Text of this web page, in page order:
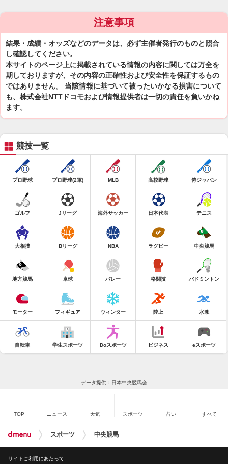
注意事項
結果・成績・オッズなどのデータは、必ず主催者発行のものと照合
し確認してください。
本サイトのページ上に掲載されている情報の内容に関しては万全を
期しておりますが、その内容の正確性および安全性を保証するもの
ではありません。 当該情報に基づいて被ったいかなる損害について
も、株式会社NTTドコモおよび情報提供者は一切の責任を負いかね
ます。
競技一覧
プロ野球 プロ野球(2軍) MLB 高校野球 侍ジャパン
ゴルフ Jリーグ 海外サッカー 日本代表 テニス
大相撲 Bリーグ NBA ラグビー 中央競馬
地方競馬 卓球 バレー 格闘技 バドミントン
モーター フィギュア ウィンター 陸上 水泳
自転車 学生スポーツ Doスポーツ ビジネス eスポーツ
データ提供：日本中央競馬会
TOP ニュース 天気 スポーツ 占い すべて
スポーツ 中央競馬
サイトご利用にあたって